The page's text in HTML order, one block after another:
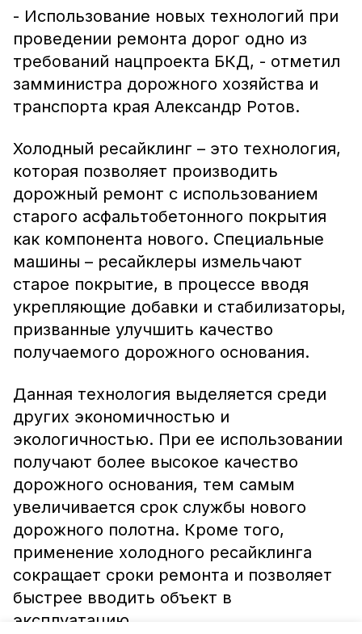
- Использование новых технологий при
проведении ремонта дорог одно из
требований нацпроекта БКД, - отметил
замминистра дорожного хозяйства и
транспорта края Александр Ротов.
Холодный ресайклинг – это технология,
которая позволяет производить
дорожный ремонт с использованием
старого асфальтобетонного покрытия
как компонента нового. Специальные
машины – ресайклеры измельчают
старое покрытие, в процессе вводя
укрепляющие добавки и стабилизаторы,
призванные улучшить качество
получаемого дорожного основания.
Данная технология выделяется среди
других экономичностью и
экологичностью. При ее использовании
получают более высокое качество
дорожного основания, тем самым
увеличивается срок службы нового
дорожного полотна. Кроме того,
применение холодного ресайклинга
сокращает сроки ремонта и позволяет
быстрее вводить объект в
эксплуатацию.